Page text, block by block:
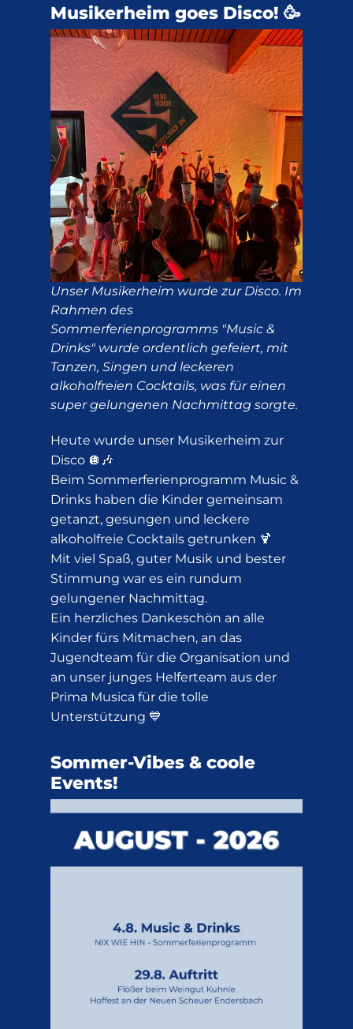
Musikerheim goes Disco! 🥳
Unser Musikerheim wurde zur Disco. Im
Rahmen des
Sommerferienprogramms "Music &
Drinks" wurde ordentlich gefeiert, mit
Tanzen, Singen und leckeren
alkoholfreien Cocktails, was für einen
super gelungenen Nachmittag sorgte.
Heute wurde unser Musikerheim zur
Disco 🪩🎶
Beim Sommerferienprogramm Music &
Drinks haben die Kinder gemeinsam
getanzt, gesungen und leckere
alkoholfreie Cocktails getrunken 🍹
Mit viel Spaß, guter Musik und bester
Stimmung war es ein rundum
gelungener Nachmittag.
Ein herzliches Dankeschön an alle
Kinder fürs Mitmachen, an das
Jugendteam für die Organisation und
an unser junges Helferteam aus der
Prima Musica für die tolle
Unterstützung 💙
Sommer-Vibes & coole
Events!